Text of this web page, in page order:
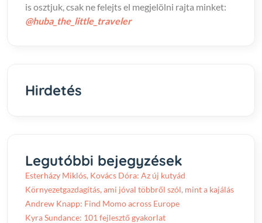
is osztjuk, csak ne felejts el megjelölni rajta minket:
@huba_the_little_traveler
Hirdetés
Legutóbbi bejegyzések
Esterházy Miklós, Kovács Dóra: Az új kutyád
Környezetgazdagítás, ami jóval többről szól, mint a kajálás
Andrew Knapp: Find Momo across Europe
Kyra Sundance: 101 fejlesztő gyakorlat